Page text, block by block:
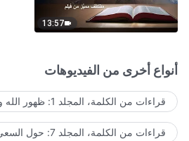
13:57
أنواع أخرى من الفيديوهات
قراءات من الكلمة، المجلد 1: ظهور الله وعمله
قراءات من الكلمة، المجلد 7: حول السعي إلى الحق